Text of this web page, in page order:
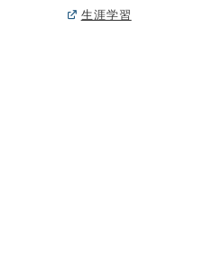
生涯学習